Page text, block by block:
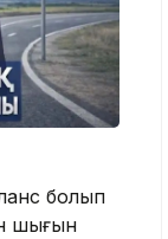
болып
шығын